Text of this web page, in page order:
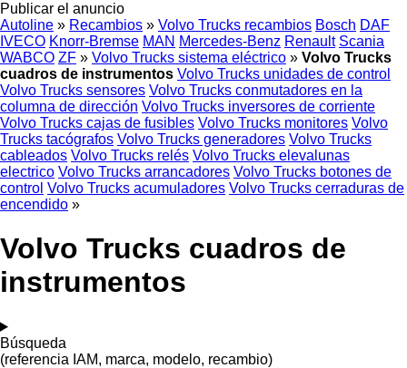
Publicar el anuncio
Autoline » Recambios » Volvo Trucks recambios Bosch DAF
IVECO Knorr-Bremse MAN Mercedes-Benz Renault Scania
WABCO ZF » Volvo Trucks sistema eléctrico » Volvo Trucks
cuadros de instrumentos Volvo Trucks unidades de control
Volvo Trucks sensores Volvo Trucks conmutadores en la
columna de dirección Volvo Trucks inversores de corriente
Volvo Trucks cajas de fusibles Volvo Trucks monitores Volvo
Trucks tacógrafos Volvo Trucks generadores Volvo Trucks
cableados Volvo Trucks relés Volvo Trucks elevalunas
electrico Volvo Trucks arrancadores Volvo Trucks botones de
control Volvo Trucks acumuladores Volvo Trucks cerraduras de
encendido »
Volvo Trucks cuadros de
instrumentos
Búsqueda
(referencia IAM, marca, modelo, recambio)